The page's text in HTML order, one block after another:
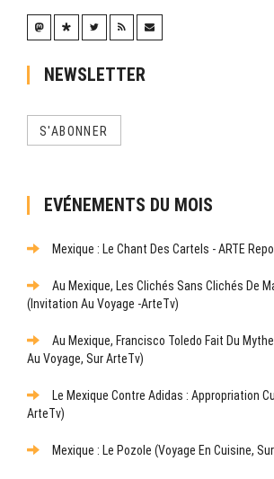
NEWSLETTER
S'ABONNER
EVÉNEMENTS DU MOIS
Mexique : Le Chant Des Cartels - ARTE
Au Mexique, Les Clichés Sans Clichés De
(Invitation Au Voyage -ArteTv)
Au Mexique, Francisco Toledo Fait Du
Au Voyage, Sur ArteTv)
Le Mexique Contre Adidas : Appropriation
ArteTv)
Mexique : Le Pozole (Voyage En Cuisine,